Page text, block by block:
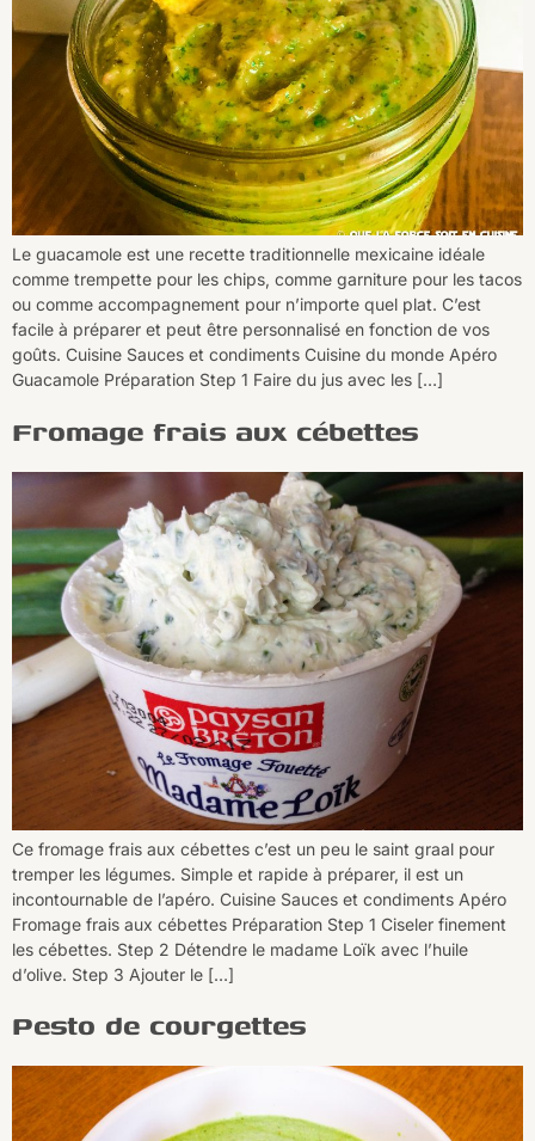
Le guacamole est une recette traditionnelle mexicaine idéale
comme trempette pour les chips, comme garniture pour les tacos
ou comme accompagnement pour n’importe quel plat. C’est
facile à préparer et peut être personnalisé en fonction de vos
goûts. Cuisine Sauces et condiments Cuisine du monde Apéro
Guacamole Préparation Step 1 Faire du jus avec les […]
Fromage frais aux cébettes
Ce fromage frais aux cébettes c’est un peu le saint graal pour
tremper les légumes. Simple et rapide à préparer, il est un
incontournable de l’apéro. Cuisine Sauces et condiments Apéro
Fromage frais aux cébettes Préparation Step 1 Ciseler finement
les cébettes. Step 2 Détendre le madame Loïk avec l’huile
d’olive. Step 3 Ajouter le […]
Pesto de courgettes